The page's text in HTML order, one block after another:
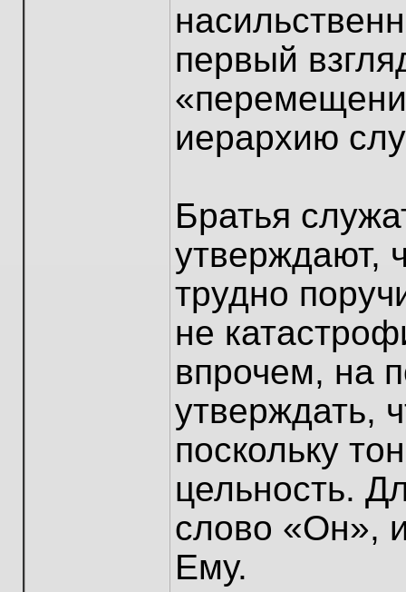
первый
иерархию
Братья
утверждают,
трудно
не
впрочем, на
утверждать,
поскольку
цельность.
слово «Он»,
Ему.